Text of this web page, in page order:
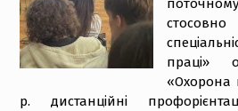
праці»
«Охорона
р. дистанційні